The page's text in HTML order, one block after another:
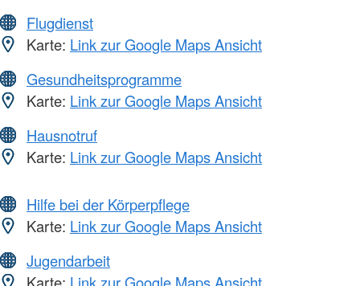
Flugdienst
Karte: Link zur Google Maps Ansicht
Gesundheitsprogramme
Karte: Link zur Google Maps Ansicht
Hausnotruf
Karte: Link zur Google Maps Ansicht
Hilfe bei der Körperpflege
Karte: Link zur Google Maps Ansicht
Jugendarbeit